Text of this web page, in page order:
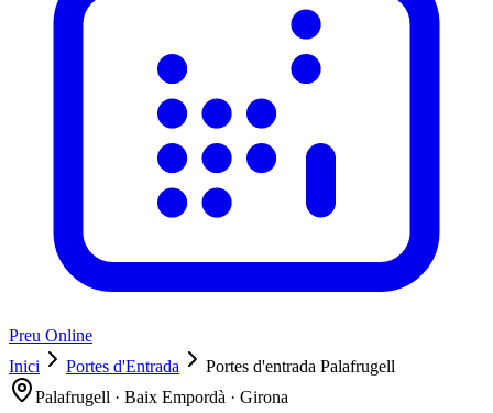
Preu Online
Inici
Portes d'Entrada
Portes d'entrada Palafrugell
Palafrugell · Baix Empordà · Girona